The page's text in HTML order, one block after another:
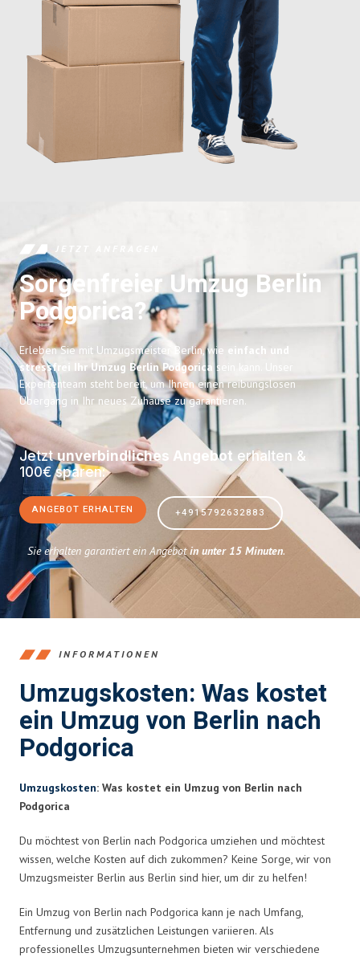
JETZT ANFRAGEN
Sorgenfreier Umzug Berlin
Podgorica?
Erleben Sie mit Umzugsmeister Berlin, wie einfach und
stressfrei Ihr Umzug Berlin Podgoricasein kann. Unser
Expertenteam steht bereit, um Ihnen einen reibungslosen
Übergang in Ihr neues Zuhause zu garantieren.
Jetztunverbindliches Angebot erhalten &
100€ sparen:
ANGEBOT ERHALTEN +4915792632883
Sie erhalten garantiert ein Angebotin unter 15 Minuten.
INFORMATIONEN
Umzugskosten: Was kostet
ein Umzug von Berlin nach
Podgorica
Umzugskosten: Was kostet ein Umzug von Berlin nach
Podgorica
Du möchtest von Berlin nach Podgorica umziehen und möchtest
wissen, welche Kosten auf dich zukommen? Keine Sorge, wir von
Umzugsmeister Berlin aus Berlin sind hier, um dir zu helfen!
Ein Umzug von Berlin nach Podgorica kann je nach Umfang,
Entfernung und zusätzlichen Leistungen variieren. Als
professionelles Umzugsunternehmen bieten wir verschiedene